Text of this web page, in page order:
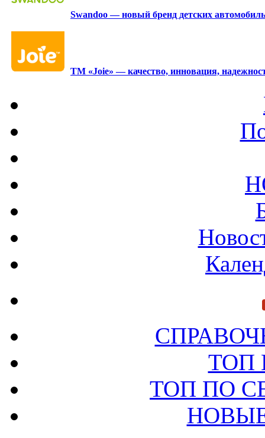
Swandoo — новый бренд детских
ТМ «Joie» — качество, инновация,
ТОП
ТОП ПО